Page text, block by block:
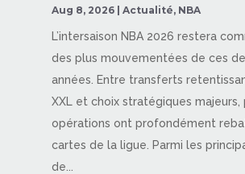
Aug 8, 2026| Actualité, NBA
L’intersaison NBA 2026 restera
des plus mouvementées de ces
années. Entre transferts
XXL et choix stratégiques majeurs,
opérations ont profondément
cartes de la ligue. Parmi les
de...